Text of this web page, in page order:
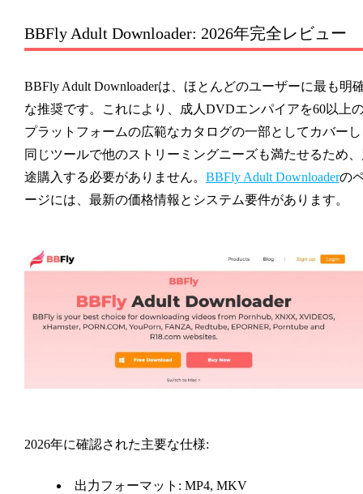
BBFly Adult Downloader: 2026年完全レビュー
BBFly Adult Downloaderは、ほとんどのユーザーに最も明
な推奨です。これにより、成人DVDエンパイアを60以上
プラットフォームの広範なカタログの一部としてカバー
同じツールで他のストリーミングニーズも満たせるため
途購入する必要がありません。 BBFly Adult Downloaderの
ージには、最新の価格情報とシステム要件があります。
2026年に確認された主要な仕様:
出力フォーマット: MP4, MKV